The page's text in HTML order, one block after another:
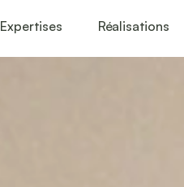
Expertises Réalisations